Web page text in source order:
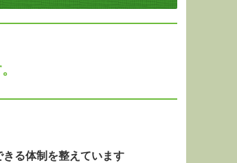
る体制を整えています